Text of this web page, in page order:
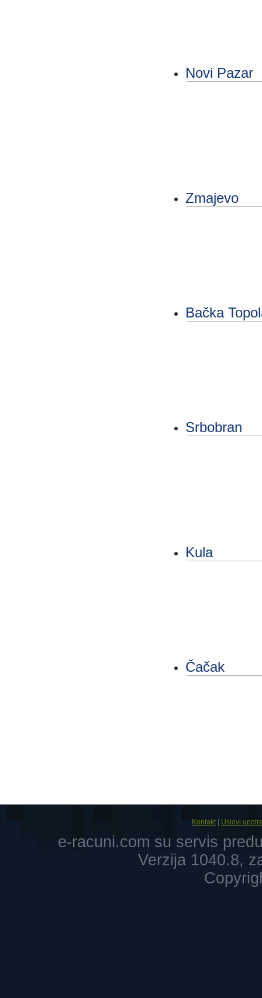
Novi Pazar
Zmajevo
Bačka
Srbobran
Kula
Čačak
Kontakt Uslovi
e-racuni.com su servis
Verzija 1040.8,